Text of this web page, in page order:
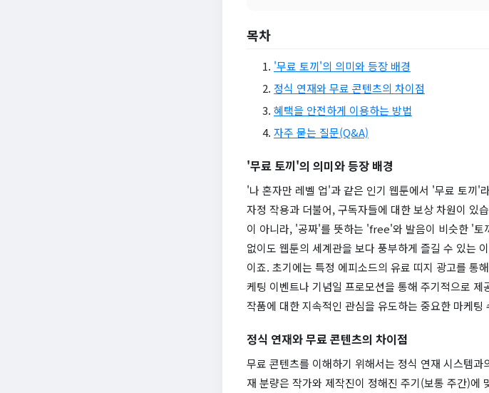
목차
'무료 토끼'의 의미와 등장 배경
정식 연재와 무료 콘텐츠의 차이점
혜택을 안전하게 이용하는 방법
자주 묻는 질문(Q&A)
'무료 토끼'의 의미와 등장 배경
'나 혼자만 레벨 업'과 같은 인기 웹툰에서 '무료 토끼'
자정 작용과 더불어, 구독자들에 대한 보상 차원이 있
이 아니라, '공짜'를 뜻하는 'free'와 발음이 비슷한 '토
없이도 웹툰의 세계관을 보다 풍부하게 즐길 수 있는
이죠. 초기에는 특정 에피소드의 유료 띠지 광고를 통
케팅 이벤트나 기념일 프로모션을 통해 주기적으로
작품에 대한 지속적인 관심을 유도하는 중요한 마케팅
정식 연재와 무료 콘텐츠의 차이점
무료 콘텐츠를 이해하기 위해서는 정식 연재 시스템
재 분량은 작가와 제작진이 정해진 주기(보통 주간)에